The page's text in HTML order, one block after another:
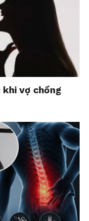
lời khuyên và
huống cá nhân
lập ngân sách,
lãi suất cao như
khi vợ chồng